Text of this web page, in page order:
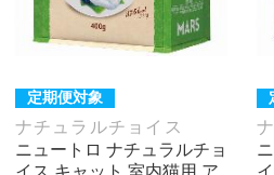
定期便対象
ナチュラルチョイス
ニュートロ ナチュラルチョ
イス キャット 室内猫用 ア